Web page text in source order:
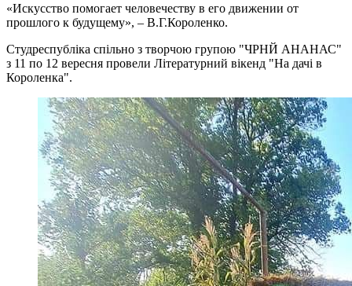
«Искусство помогает человечеству в его движении от
прошлого к будущему», – В.Г.Короленко.
Студреспубліка спільно з творчою групою "ЧРНЙ АНАНАС"
з 11 по 12 вересня провели Літературний вікенд "На дачі в
Короленка".